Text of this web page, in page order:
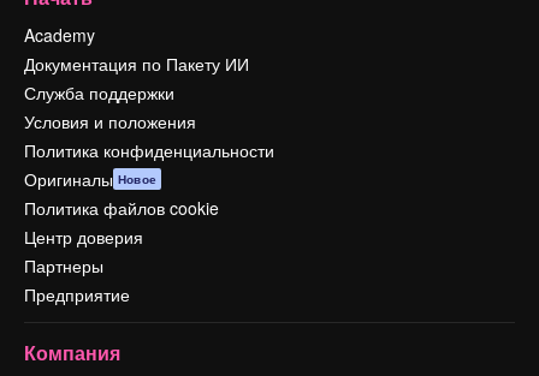
Academy
Документация по Пакету ИИ
Служба поддержки
Условия и положения
Политика конфиденциальности
Оригиналы Новое
Политика файлов cookie
Центр доверия
Партнеры
Предприятие
Компания